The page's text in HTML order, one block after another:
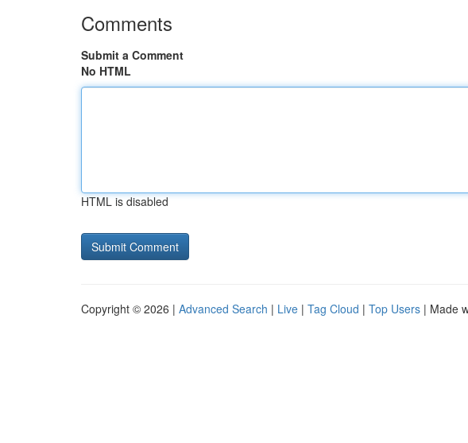
Comments
Submit a Comment
No HTML
HTML is disabled
Copyright © 2026 | Advanced Search | Live | Tag Cloud | Top Users | Made